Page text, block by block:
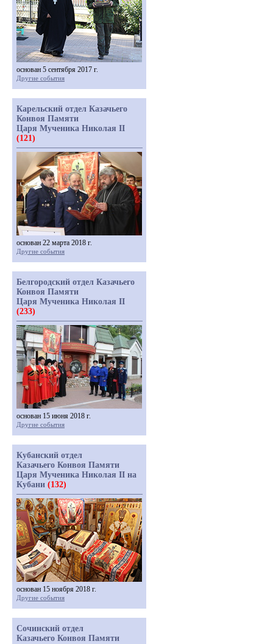
основан 5 сентября 2017 г.
Другие события
Карельский отдел Казачьего
Конвоя Памяти
Царя Мученика Николая II
(121)
основан 22 марта 2018 г.
Другие события
Белгородский отдел Казачьего
Конвоя Памяти
Царя Мученика Николая II
(233)
основан 15 июня 2018 г.
Другие события
Кубанский отдел
Казачьего Конвоя Памяти
Царя Мученика Николая II на
Кубани (132)
основан 15 ноября 2018 г.
Другие события
Сочинский отдел
Казачьего Конвоя Памяти